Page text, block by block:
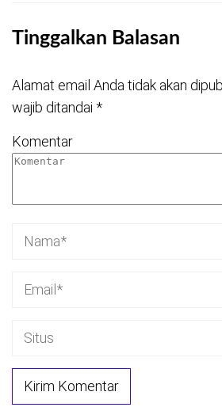
Tinggalkan Balasan
Alamat email Anda tidak akan
wajib ditandai *
Komentar